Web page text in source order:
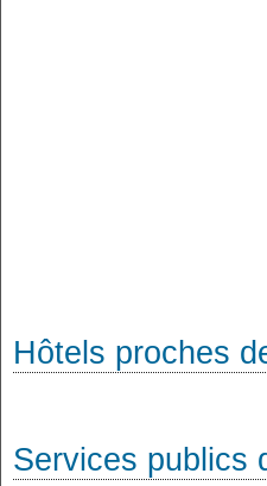
Hôtels proches
Services publics